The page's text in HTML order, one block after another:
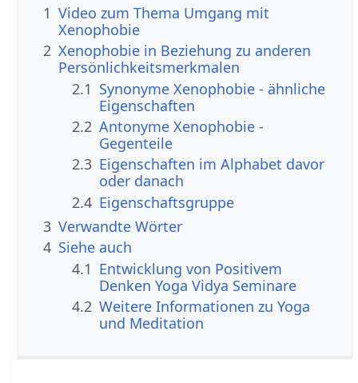
1 Video zum Thema Umgang mit
Xenophobie
2 Xenophobie in Beziehung zu anderen
Persönlichkeitsmerkmalen
2.1 Synonyme Xenophobie - ähnliche
Eigenschaften
2.2 Antonyme Xenophobie -
Gegenteile
2.3 Eigenschaften im Alphabet davor
oder danach
2.4 Eigenschaftsgruppe
3 Verwandte Wörter
4 Siehe auch
4.1 Entwicklung von Positivem
Denken Yoga Vidya Seminare
4.2 Weitere Informationen zu Yoga
und Meditation